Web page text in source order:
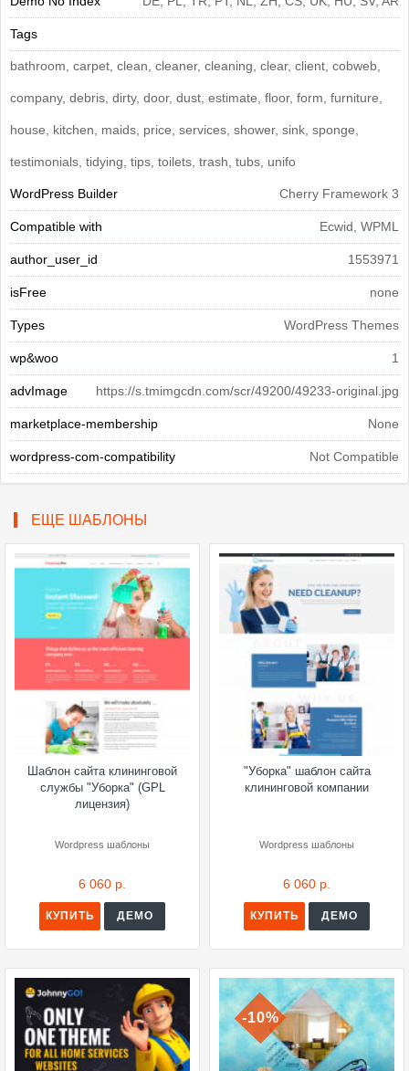
Tags
bathroom, carpet, clean, cleaner, cleaning, clear, client, cobweb,
company, debris, dirty, door, dust, estimate, floor, form, furniture,
house, kitchen, maids, price, services, shower, sink, sponge,
testimonials, tidying, tips, toilets, trash, tubs, unifo
WordPress Builder Cherry Framework 3
Compatible with Ecwid, WPML
author_user_id 1553971
isFree none
Types WordPress Themes
wp&woo 1
advImage https://s.tmimgcdn.com/scr/49200/49233-original.jpg
marketplace-membership None
wordpress-com-compatibility Not Compatible
ЕЩЕ ШАБЛОНЫ
Шаблон сайта клининговой
службы "Уборка" (GPL
лицензия)
Wordpress шаблоны
6 060 р.
КУПИТЬ ДЕМО
"Уборка" шаблон сайта
клининговой компании
Wordpress шаблоны
6 060 р.
КУПИТЬ ДЕМО
-10%